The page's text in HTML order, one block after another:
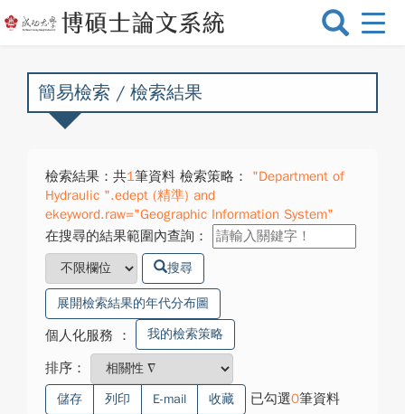
選
換
簡易檢索 / 檢索結果
檢索結果：共1筆資料 檢索策略：
"Department of
Hydraulic ".edept (精準) and
ekeyword.raw="Geographic Information System"
在搜尋的結果範圍內查詢：
搜尋
展開檢索結果的年代分布圖
個人化服務 ： 我的檢索策略
排序：
儲存 列印 E-mail 收藏 已勾選0筆資料